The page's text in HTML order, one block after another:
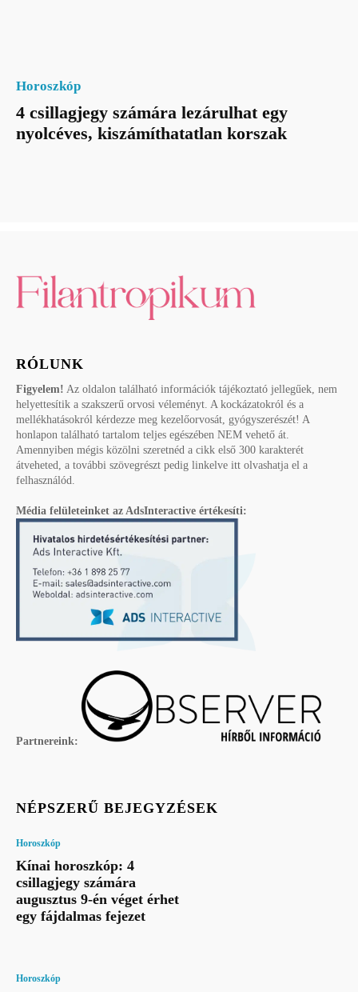
Horoszkóp
4 csillagjegy számára lezárulhat egy
nyolcéves, kiszámíthatatlan korszak
RÓLUNK
Figyelem! Az oldalon található információk tájékoztató jellegűek, nem
helyettesítik a szakszerű orvosi véleményt. A kockázatokról és a
mellékhatásokról kérdezze meg kezelőorvosát, gyógyszerészét! A
honlapon található tartalom teljes egészében NEM vehető át.
Amennyiben mégis közölni szeretnéd a cikk első 300 karakterét
átveheted, a további szövegrészt pedig linkelve itt olvashatja el a
felhasználód.
Média felületeinket az AdsInteractive értékesíti:
Partnereink:
NÉPSZERŰ BEJEGYZÉSEK
Horoszkóp
Kínai horoszkóp: 4
csillagjegy számára
augusztus 9-én véget érhet
egy fájdalmas fejezet
Horoszkóp